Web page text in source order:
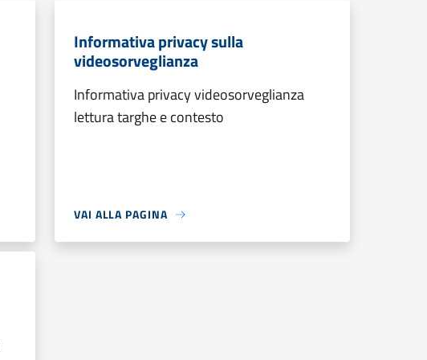
Informativa privacy sulla
videosorveglianza
Informativa privacy videosorveglianza
lettura targhe e contesto
VAI ALLA PAGINA